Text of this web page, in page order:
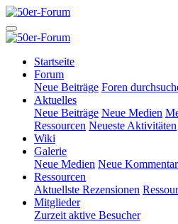
Startseite
Forum
Neue Beiträge Foren
Aktuelles
Neue Beiträge Neue Medien
Ressourcen Neueste Aktivitäten
Wiki
Galerie
Neue Medien Neue
Ressourcen
Aktuellste Rezensionen
Mitglieder
Zurzeit aktive Besucher